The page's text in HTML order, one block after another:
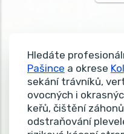
Hledáte
Pašince a okrese
sekání trávníků,
ovocných i
keřů, čištění
odstraňování